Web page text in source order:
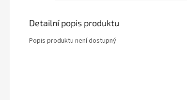
Detailní popis produktu
Popis produktu není dostupný